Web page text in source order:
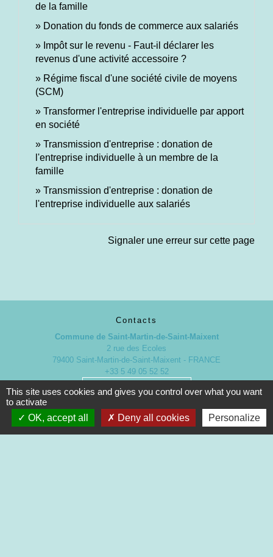
de la famille
Donation du fonds de commerce aux salariés
Impôt sur le revenu - Faut-il déclarer les
revenus d'une activité accessoire ?
Régime fiscal d'une société civile de moyens
(SCM)
Transformer l'entreprise individuelle par apport
en société
Transmission d'entreprise : donation de
l'entreprise individuelle à un membre de la
famille
Transmission d'entreprise : donation de
l'entreprise individuelle aux salariés
Signaler une erreur sur cette page
Contacts
Commune de Saint-Martin-de-Saint-Maixent
2 rue des Ecoles
79400 Saint-Martin-de-Saint-Maixent - FRANCE
+33 5 49 05 52 52
Contact par formulaire
Nouveaux horaires d’ouverture de la Mairie.
À compter du 19 septembre 2022
This site uses cookies and gives you control over what you want
to activate
OK, accept all
Deny all cookies Personalize